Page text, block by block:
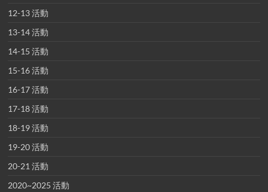
12-13 活動
13-14 活動
14-15 活動
15-16 活動
16-17 活動
17-18 活動
18-19 活動
19-20 活動
20-21 活動
2020~2025 活動